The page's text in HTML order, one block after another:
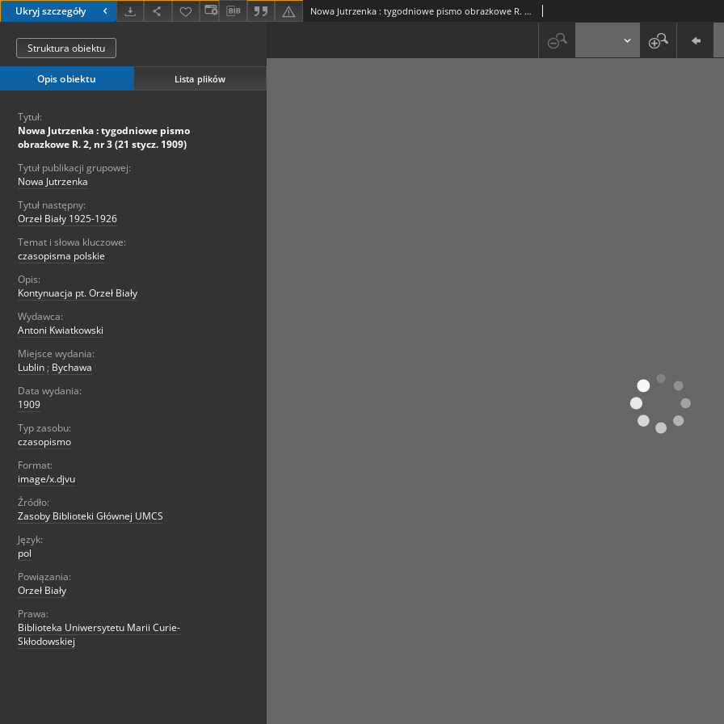
Ukryj szczegóły Nowa Jutrzenka : tygodniowe pismo obrazkowe R. 2, nr 3 (21 stycz. 1909)
Struktura obiektu
Opis obiektu Lista plików
Tytuł:
Nowa Jutrzenka : tygodniowe pismo
obrazkowe R. 2, nr 3 (21 stycz. 1909)
Tytuł publikacji grupowej:
Nowa Jutrzenka
Tytuł następny:
Orzeł Biały 1925-1926
Temat i słowa kluczowe:
czasopisma polskie
Opis:
Kontynuacja pt. Orzeł Biały
Wydawca:
Antoni Kwiatkowski
Miejsce wydania:
Lublin ; Bychawa
Data wydania:
1909
Typ zasobu:
czasopismo
Format:
image/x.djvu
Źródło:
Zasoby Biblioteki Głównej UMCS
Język:
pol
Powiązania:
Orzeł Biały
Prawa:
Biblioteka Uniwersytetu Marii Curie-
Skłodowskiej